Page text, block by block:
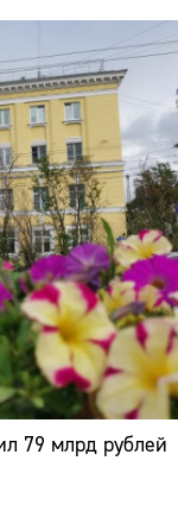
79 млрд рублей